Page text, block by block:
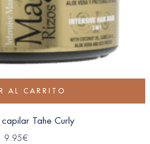
AL CARRITO
Tahe Curly
9.95€